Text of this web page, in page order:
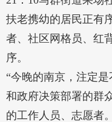
扶老携幼的居民正有
者、社区网格员、红
序。
“今晚的南京，注定
和政府决策部署的群
的工作人员、志愿者